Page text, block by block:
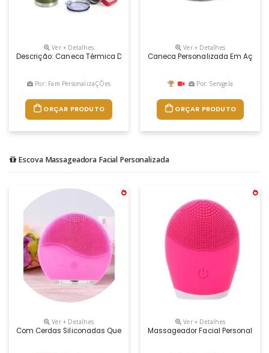
Ver + Detalhes
Descrição: Caneca Térmica De Inox 350ml Com Parede Dupla.
Por: Fam PersonalizaÇÕes
ORÇAR PRODUTO
Ver + Detalhes
Caneca Personalizada Em Aço
Por: Servgela
ORÇAR PRODUTO
Escova Massageadora Facial Personalizada
Ver + Detalhes
Com Cerdas Siliconadas Que Proporcionam A Limpeza De Pele A
Ver + Detalhes
Massageador Facial